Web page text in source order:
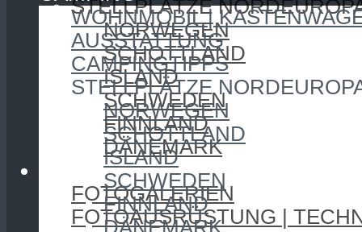
STELLPLÄTZE
NORWEGEN
SCHOTTLAND
ISLAND
SCHWEDEN
FINNLAND
DÄNEMARK
FOTOGRAFIE
FOTOGALERIEN
FOTOAUSRÜSTUNG |
WOHNMOBIL |
AUSSTATTUNG
CAMPINGTIPPS
STELLPLÄTZE
NORWEGEN
SCHOTTLAND
ISLAND
SCHWEDEN
FINNLAND
DÄNEMARK